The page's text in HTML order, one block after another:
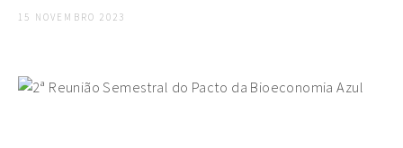
15 NOVEMBRO 2023